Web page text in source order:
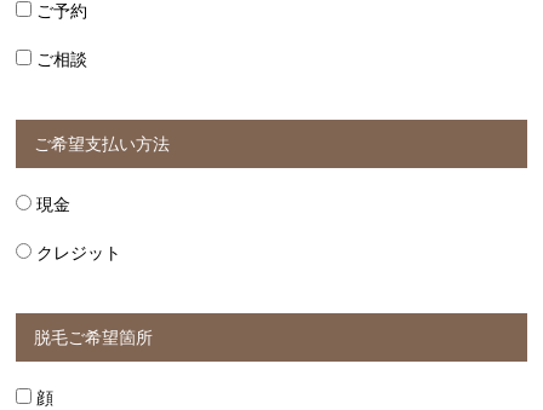
ご予約
ご相談
ご希望支払い方法
現金
クレジット
脱毛ご希望箇所
顔